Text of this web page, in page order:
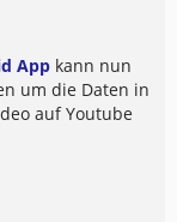
App kann nun
um die Daten in
auf Youtube